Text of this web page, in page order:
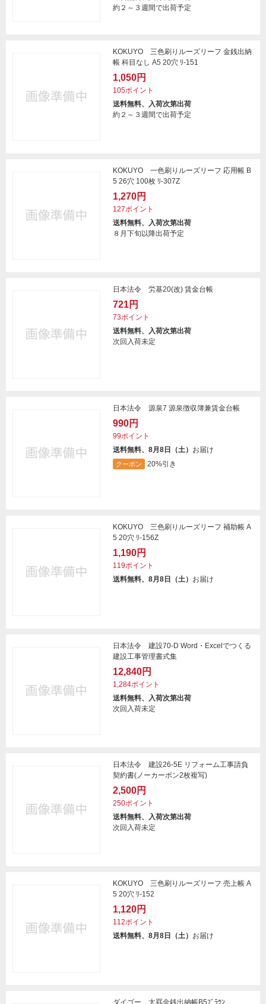
約２～３週間で出荷予定
KOKUYO 三色刷りルーズリーフ 金銭出納
帳 科目なし A5 20穴 ﾘ-151
1,050円
105ポイント
送料無料、入荷次第出荷
約２～３週間で出荷予定
KOKUYO 一色刷りルーズリーフ 応用帳 B
5 26穴 100枚 ﾘ-307Z
1,270円
127ポイント
送料無料、入荷次第出荷
８月下旬以降出荷予定
日本法令 労基20(改) 賃金台帳
721円
73ポイント
送料無料、入荷次第出荷
次回入荷未定
日本法令 源泉7 源泉徴収簿兼賃金台帳
990円
99ポイント
送料無料、8月8日（土） お届け
クーポン 20%引き
KOKUYO 三色刷りルーズリーフ 補助帳 A
5 20穴 ﾘ-156Z
1,190円
119ポイント
送料無料、8月8日（土） お届け
日本法令 建設70-D Word・Excelでつくる
建設工事管理書式集
12,840円
1,284ポイント
送料無料、入荷次第出荷
次回入荷未定
日本法令 建設26-5E リフォーム工事請負
契約書(ノーカーボン2枚複写)
2,500円
250ポイント
送料無料、入荷次第出荷
次回入荷未定
KOKUYO 三色刷りルーズリーフ 売上帳 A
5 20穴 ﾘ-152
1,120円
112ポイント
送料無料、8月8日（土） お届け
ダイゴー 太罫金銭出納帳B5ﾌﾞﾗｳﾝ